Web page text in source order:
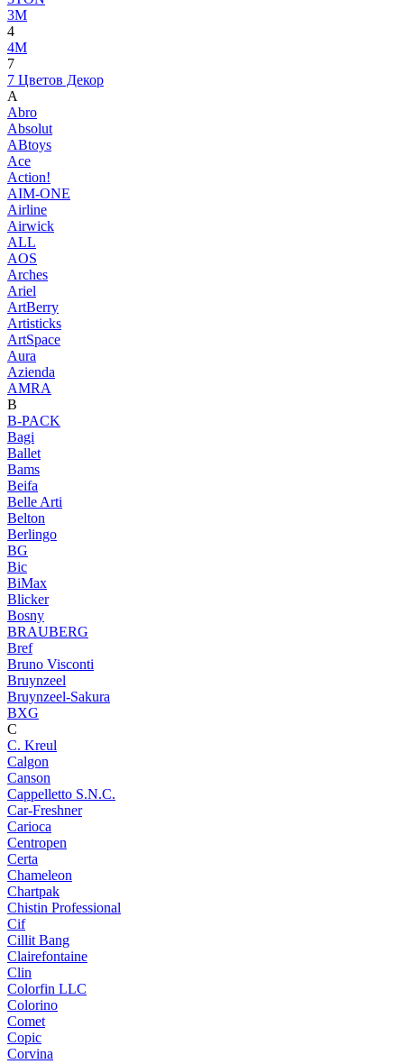
3М
4
4M
7
7 Цветов Декор
A
Abro
Absolut
ABtoys
Ace
Action!
AIM-ONE
Airline
Airwick
ALL
AOS
Arches
Ariel
ArtBerry
Artisticks
ArtSpace
Aura
Azienda
AМRA
B
B-PACK
Bagi
Ballet
Bams
Beifa
Belle Arti
Belton
Berlingo
BG
Bic
BiMax
Blicker
Bosny
BRAUBERG
Bref
Bruno Visconti
Bruynzeel
Bruynzeel-Sakura
BXG
C
C. Kreul
Calgon
Canson
Cappelletto S.N.C.
Car-Freshner
Carioca
Centropen
Certa
Chameleon
Chartpak
Chistin Professional
Cif
Cillit Bang
Clairefontaine
Clin
Colorfin LLC
Colorino
Comet
Copic
Corvina